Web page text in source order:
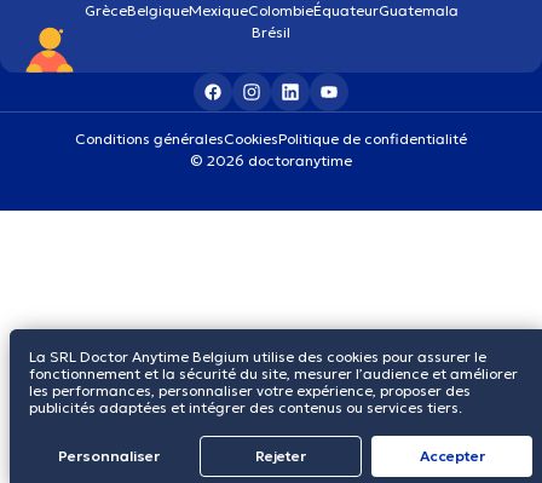
GrèceBelgiqueMexiqueColombieÉquateurGuatemala
Brésil
Conditions généralesCookiesPolitique de confidentialité
© 2026 doctoranytime
La SRL Doctor Anytime Belgium utilise des cookies pour assurer le
fonctionnement et la sécurité du site, mesurer l’audience et améliorer
les performances, personnaliser votre expérience, proposer des
publicités adaptées et intégrer des contenus ou services tiers.
Personnaliser Rejeter Αccepter